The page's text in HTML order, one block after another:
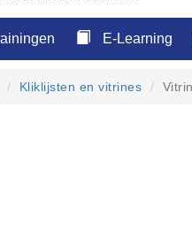
E-Learning
Kliklijsten en vitrines